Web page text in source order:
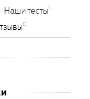
Наши тесты1
0